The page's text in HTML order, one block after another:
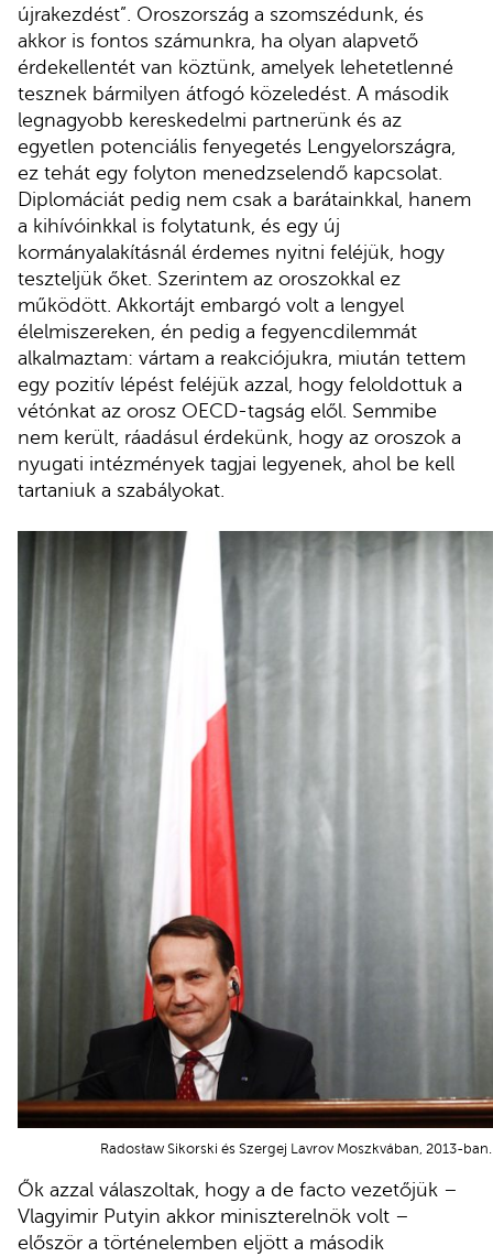
újrakezdést”. Oroszország a szomszédunk, és
akkor is fontos számunkra, ha olyan alapvető
érdekellentét van köztünk, amelyek lehetetlenné
tesznek bármilyen átfogó közeledést. A második
legnagyobb kereskedelmi partnerünk és az
egyetlen potenciális fenyegetés Lengyelországra,
ez tehát egy folyton menedzselendő kapcsolat.
Diplomáciát pedig nem csak a barátainkkal, hanem
a kihívóinkkal is folytatunk, és egy új
kormányalakításnál érdemes nyitni feléjük, hogy
teszteljük őket. Szerintem az oroszokkal ez
működött. Akkortájt embargó volt a lengyel
élelmiszereken, én pedig a fegyencdilemmát
alkalmaztam: vártam a reakciójukra, miután tettem
egy pozitív lépést feléjük azzal, hogy feloldottuk a
vétónkat az orosz OECD-tagság elől. Semmibe
nem került, ráadásul érdekünk, hogy az oroszok a
nyugati intézmények tagjai legyenek, ahol be kell
tartaniuk a szabályokat.
Radosław Sikorski és Szergej Lavrov Moszkvában, 2013-
Ők azzal válaszoltak, hogy a de facto vezetőjük –
Vlagyimir Putyin akkor miniszterelnök volt –
először a történelemben eljött a második